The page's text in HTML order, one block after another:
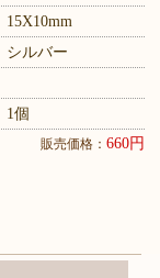
15X10mm
シルバー
1個
販売価格： 660円